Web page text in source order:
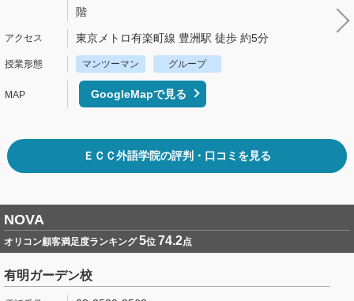
階
東京メトロ有楽町線 豊洲駅 徒歩 約5分
マンツーマン グループ
GoogleMapで見る
ＥＣＣ外語学院の評判・口コミを見る
NOVA
オリコン顧客満足度ランキング5位 74.2点
有明ガーデン校